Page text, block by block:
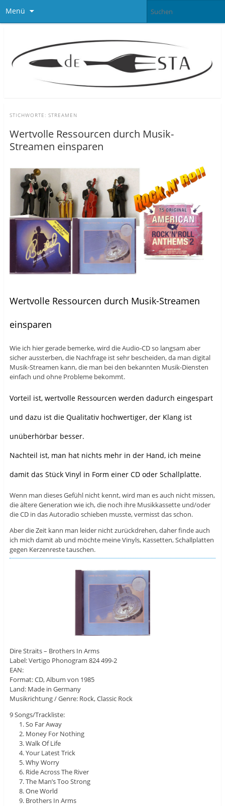
Menü
STICHWORTE: STREAMEN
Wertvolle Ressourcen durch Musik-
Streamen einsparen
Wertvolle Ressourcen durch Musik-Streamen
einsparen
Wie ich hier gerade bemerke, wird die Audio-CD so langsam aber
sicher aussterben, die Nachfrage ist sehr bescheiden, da man digital
Musik-Streamen kann, die man bei den bekannten Musik-Diensten
einfach und ohne Probleme bekommt.
Vorteil ist, wertvolle Ressourcen werden dadurch eingespart
und dazu ist die Qualitativ hochwertiger, der Klang ist
unüberhörbar besser.
Nachteil ist, man hat nichts mehr in der Hand, ich meine
damit das Stück Vinyl in Form einer CD oder Schallplatte.
Wenn man dieses Gefühl nicht kennt, wird man es auch nicht missen,
die ältere Generation wie ich, die noch ihre Musikkassette und/oder
die CD in das Autoradio schieben musste, vermisst das schon.
Aber die Zeit kann man leider nicht zurückdrehen, daher finde auch
ich mich damit ab und möchte meine Vinyls, Kassetten, Schallplatten
gegen Kerzenreste tauschen.
Dire Straits – Brothers In Arms
Label: Vertigo Phonogram 824 499-2
EAN:
Format: CD, Album von 1985
Land: Made in Germany
Musikrichtung / Genre: Rock, Classic Rock
9 Songs/Trackliste:
So Far Away
Money For Nothing
Walk Of Life
Your Latest Trick
Why Worry
Ride Across The River
The Man’s Too Strong
One World
Brothers In Arms